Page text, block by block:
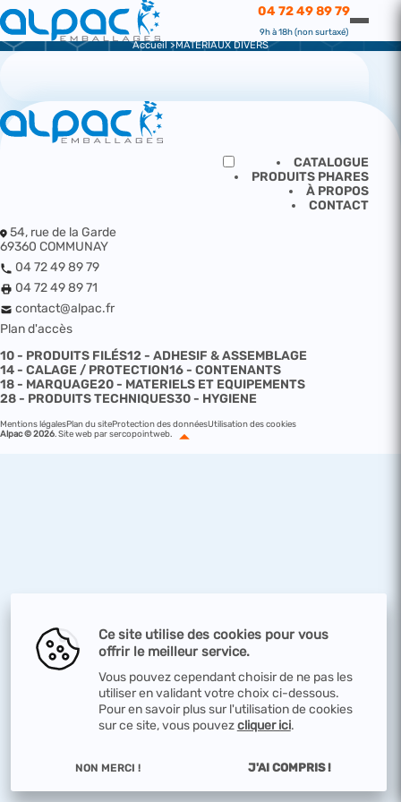
04 72 49 89 79
9h à 18h (non surtaxé)
MATERIAUX DIVERS
Accueil MATERIAUX DIVERS
Ce site utilise des cookies pour vous
offrir le meilleur service.
Vous pouvez cependant choisir de ne pas les
utiliser en validant votre choix ci-dessous.
Pour en savoir plus sur l'utilisation de cookies
sur ce site, vous pouvezcliquer ici.
NON MERCI ! J'AI COMPRIS !
CATALOGUE
PRODUITS PHARES
À PROPOS
CONTACT
54, rue de la Garde
69360 COMMUNAY
04 72 49 89 79
04 72 49 89 71
contact@alpac.fr
Plan d'accès
10 - PRODUITS FILÉS12 - ADHESIF & ASSEMBLAGE
14 - CALAGE / PROTECTION16 - CONTENANTS
18 - MARQUAGE20 - MATERIELS ET EQUIPEMENTS
28 - PRODUITS TECHNIQUES30 - HYGIENE
Mentions légalesPlan du siteProtection des donnéesUtilisation des cookies
Alpac © 2026 Site web par sercopointweb